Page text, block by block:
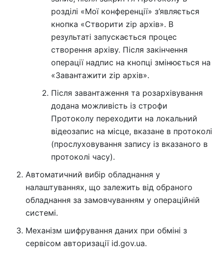
розділі «Мої конференції» з’являється
кнопка «Створити zip архів». В
результаті запускається процес
створення архіву. Після закінчення
операції надпис на кнопці змінюється на
«Завантажити zip архів».
Після завантаження та розархівування
додана можливість із строфи
Протоколу переходити на локальний
відеозапис на місце, вказане в протоколі
(прослуховування запису із вказаного в
протоколі часу).
Автоматичний вибір обладнання у
налаштуваннях, що залежить від обраного
обладнання за замовчуванням у операційній
системі.
Механізм шифрування даних при обміні з
сервісом авторизації id.gov.ua.